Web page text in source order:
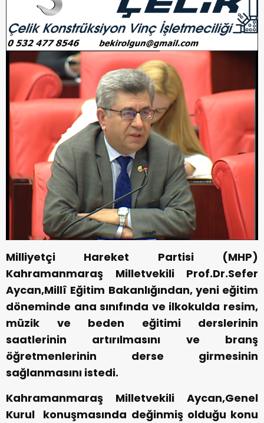
Milliyetçi Hareket Partisi (MHP)
Kahramanmaraş Milletvekili Prof.Dr.Sefer
Aycan,Millî Eğitim Bakanlığından, yeni eğitim
döneminde ana sınıfında ve ilkokulda resim,
müzik ve beden eğitimi derslerinin
saatlerinin artırılmasını ve branş
öğretmenlerinin derse girmesinin
sağlanmasını istedi.
Kahramanmaraş Milletvekili Aycan,Genel
Kurul konuşmasında değinmiş olduğu konu